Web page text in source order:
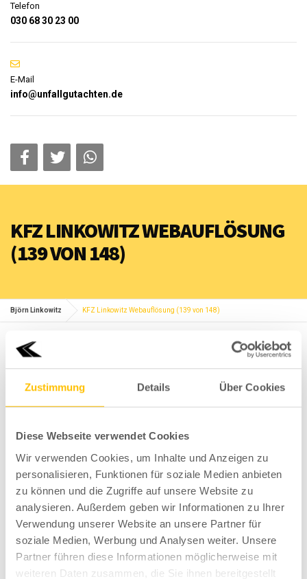
Zustimmung Details Über Cookies
Diese Webseite verwendet Cookies
Wir verwenden Cookies, um Inhalte und Anzeigen zu
personalisieren, Funktionen für soziale Medien anbieten
zu können und die Zugriffe auf unsere Website zu
analysieren. Außerdem geben wir Informationen zu Ihrer
Verwendung unserer Website an unsere Partner für
soziale Medien, Werbung und Analysen weiter. Unsere
Partner führen diese Informationen möglicherweise mit
weiteren Daten zusammen, die Sie ihnen bereitgestellt
Telefon
030 68 30 23 00
E-Mail
info@unfallgutachten.de
KFZ LINKOWITZ WEBAUFLÖSUNG
(139 VON 148)
Björn Linkowitz KFZ Linkowitz Webauflösung (139 von 148)
16. März 2020
Kommentare
KFZ Linkowitz Webauflösung
(139 von 148)